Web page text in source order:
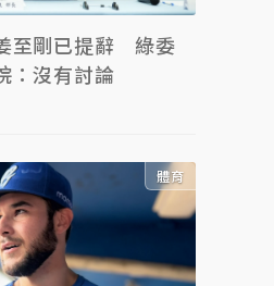
至剛已提辭 綠委
：沒有討論
體育